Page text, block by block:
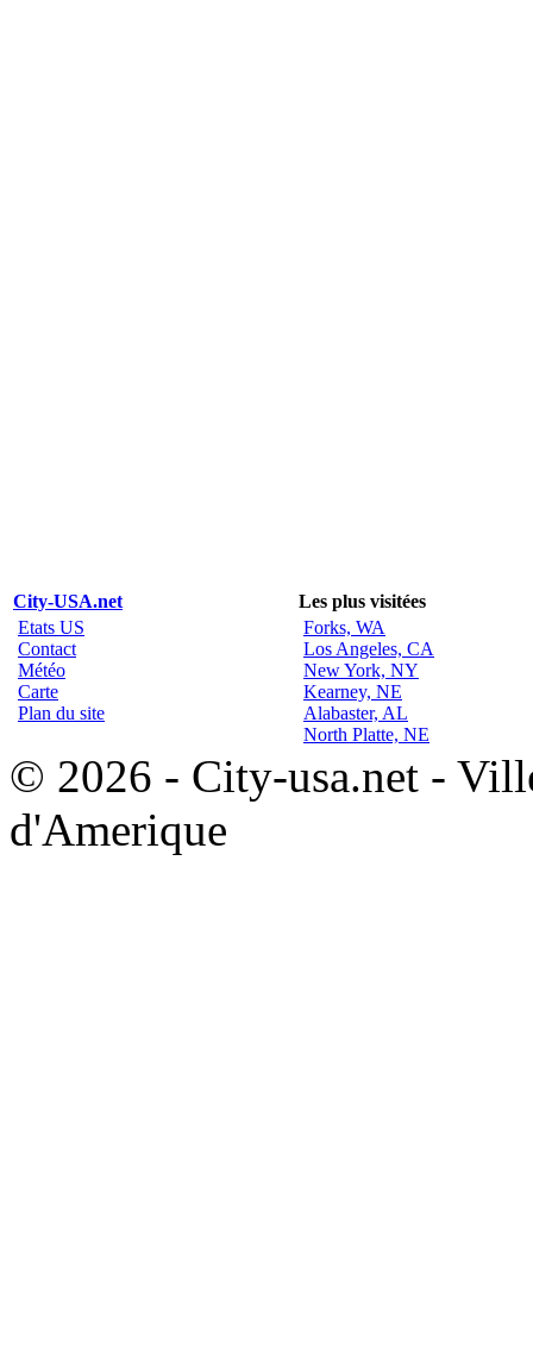
City-USA.net
Les plus visitées
Etats US
Contact
Météo
Carte
Plan du site
Forks, WA
Los Angeles, CA
New York, NY
Kearney, NE
Alabaster, AL
North Platte, NE
© 2026 - City-usa.net -
d'Amerique